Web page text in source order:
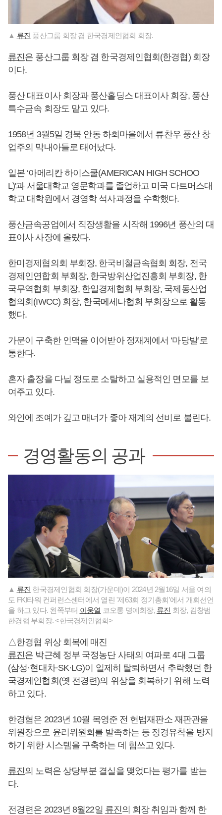
▲ 류진 풍산그룹 회장 겸 한국경제인협회 회장.
류진은 풍산그룹 회장 겸 한국경제인협회(한경협) 회장
이다.
풍산 대표이사 회장과 풍산홀딩스 대표이사 회장, 풍산
특수금속 회장도 맡고 있다.
1958년 3월5일 경북 안동 하회마을에서 류찬우 풍산 창
업주의 막내아들로 태어났다.
일본 ‘아메리칸 하이스쿨(AMERICAN HIGH SCHOO
L)'과 서울대학교 영문학과를 졸업하고 미국 다트머스대
학교 대학원에서 경영학 석사과정을 수학했다.
풍산금속공업에서 직장생활을 시작해 1996년 풍산의 대
표이사 사장에 올랐다.
한미경제협의회 부회장, 한국비철금속협회 회장, 전국
경제인연합회 부회장, 한국방위산업진흥회 부회장, 한
국무역협회 부회장, 한일경제협회 부회장, 국제동산업
협의회(IWCC) 회장, 한국메세나협회 부회장으로 활동
했다.
가문이 구축한 인맥을 이어받아 정재계에서 ‘마당발’로
통한다.
혼자 출장을 다닐 정도로 소탈하고 실용적인 면모를 보
여주고 있다.
와인에 조예가 깊고 매너가 좋아 재계의 선비로 불린다.
경영활동의 공과
▲ 류진 한국경제인협회 회장(가운데)이 2024년 2월16일 서울 여의
도 FKI타워 컨퍼런스센터에서 열린 '제63회 정기총회'에서 개회선언
을 하고 있다. 왼쪽부터 이웅열 코오롱 명예회장, 류진 회장, 김창범
한경협 부회장. <한국경제인협회>
△한경협 위상 회복에 매진
류진은 박근혜 정부 국정농단 사태의 여파로 4대 그룹
(삼성·현대차·SK·LG)이 일제히 탈퇴하면서 추락했던 한
국경제인협회(옛 전경련)의 위상을 회복하기 위해 노력
하고 있다.
한경협은 2023년 10월 목영준 전 헌법재판소 재판관을
위원장으로 윤리위원회를 발족하는 등 정경유착을 방지
하기 위한 시스템을 구축하는 데 힘쓰고 있다.
류진의 노력은 상당부분 결실을 맺었다는 평가를 받는
다.
전경련은 2023년 8월22일 류진의 회장 취임과 함께 한